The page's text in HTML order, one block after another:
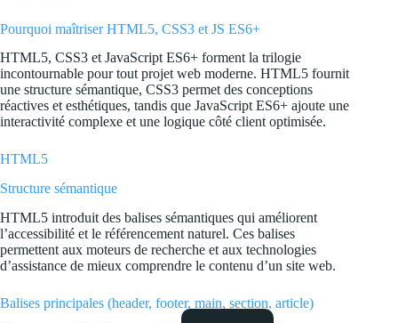
Pourquoi maîtriser HTML5, CSS3 et JS ES6+
HTML5, CSS3 et JavaScript ES6+ forment la trilogie
incontournable pour tout projet web moderne. HTML5 fournit
une structure sémantique, CSS3 permet des conceptions
réactives et esthétiques, tandis que JavaScript ES6+ ajoute une
interactivité complexe et une logique côté client optimisée.
HTML5
Structure sémantique
HTML5 introduit des balises sémantiques qui améliorent
l’accessibilité et le référencement naturel. Ces balises
permettent aux moteurs de recherche et aux technologies
d’assistance de mieux comprendre le contenu d’un site web.
Balises principales (header, footer, main, section, article)